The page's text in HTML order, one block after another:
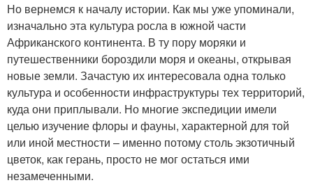
Но вернемся к началу истории. Как мы уже упоминали,
изначально эта культура росла в южной части
Африканского континента. В ту пору моряки и
путешественники бороздили моря и океаны, открывая
новые земли. Зачастую их интересовала одна только
культура и особенности инфраструктуры тех территорий,
куда они приплывали. Но многие экспедиции имели
целью изучение флоры и фауны, характерной для той
или иной местности – именно потому столь экзотичный
цветок, как герань, просто не мог остаться ими
незамеченными.